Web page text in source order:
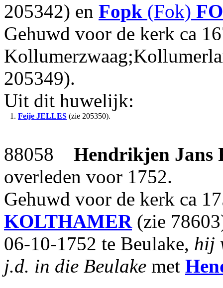
205342) en Fopk (Fok)
Gehuwd voor de kerk ca
205349).
Uit dit huwelijk:
1. Feije JELLES (zie 205350).
88058 Hendrikjen Jans
overleden voor 1752.
Gehuwd voor de kerk ca
KOLTHAMER(zie
06-10-1752 te Beulake, hij
j.d. in die Beulake met